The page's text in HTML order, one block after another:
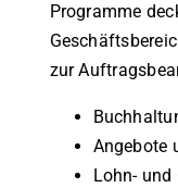
Programme
zur
Angebote
Lohn-